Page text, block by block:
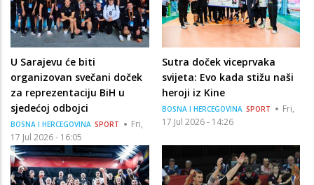
U Sarajevu će biti
organizovan svečani doček
za reprezentaciju BiH u
sjedećoj odbojci
BOSNA I HERCEGOVINA SPORT
Fri,
17 Jul 2026 - 16:05
Sutra doček viceprvaka
svijeta: Evo kada stižu naši
heroji iz Kine
BOSNA I HERCEGOVINA SPORT
Fri,
17 Jul 2026 - 14:26